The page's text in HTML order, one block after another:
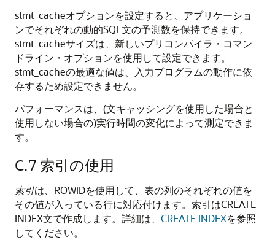
stmt_cacheオプションを設定すると、アプリケーショ
ンでそれぞれの動的SQL文の予測数を保持できます。
stmt_cacheサイズは、新しいプリコンパイラ・コマン
ドライン・オプションを使用して設定できます。
stmt_cacheの最適な値は、入力プログラムの動作に依
存するため設定できません。
パフォーマンスは、(文キャッシングを使用した場合と
使用しない場合の)実行時間の変化によって測定できま
す。
C.7 索引の使用
索引は、ROWIDを使用して、表の列のそれぞれの値を
その値が入っている行に対応付けます。索引はCREATE
INDEX文で作成します。詳細は、 CREATE INDEXを参照
してください。